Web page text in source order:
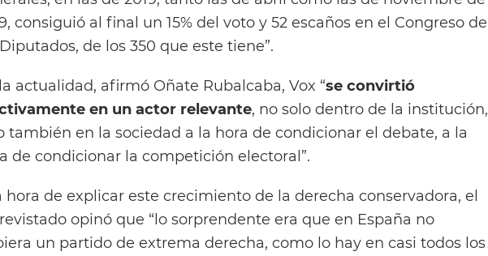
consiguió al final un 15% del voto y 52 escaños en el Congreso de
de los 350 que este tiene”.
actualidad, afirmó Oñate Rubalcaba, Vox “se convirtió
en un actor relevante, no solo dentro de la institución,
también en la sociedad a la hora de condicionar el debate, a la
de condicionar la competición electoral”.
hora de explicar este crecimiento de la derecha conservadora, el
opinó que “lo sorprendente era que en España no
un partido de extrema derecha, como lo hay en casi todos los